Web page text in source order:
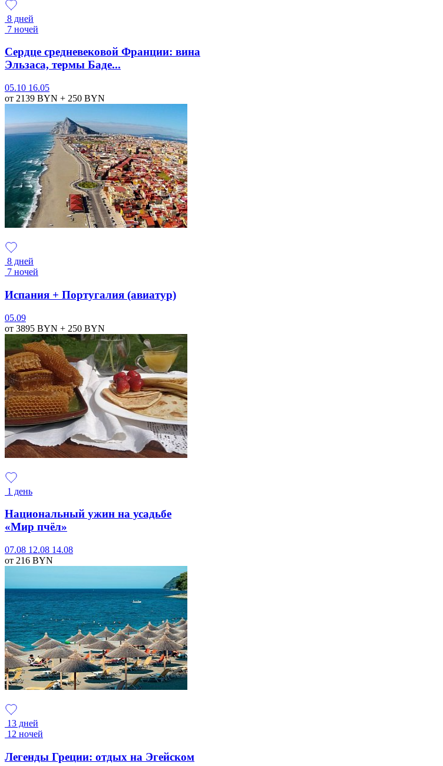
8 дней
7 ночей
Сердце средневековой Франции: вина
Эльзаса, термы Баде...
05.10 16.05
от 2139 BYN + 250 BYN
8 дней
7 ночей
Испания + Португалия (авиатур)
05.09
от 3895 BYN + 250 BYN
1 день
Национальный ужин на усадьбе
«Мир пчёл»
07.08 12.08 14.08
от 216 BYN
13 дней
12 ночей
Легенды Греции: отдых на Эгейском